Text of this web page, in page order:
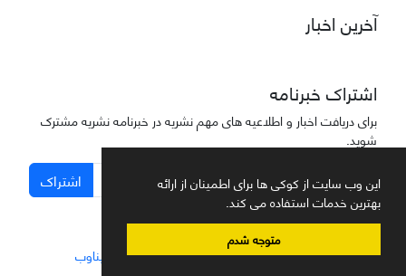
این وب سایت از کوکی ها برای اطمینان از ارائه
بهترین خدمات استفاده می کند.
متوجه شدم
آخرین اخبار
اشتراک خبرنامه
برای دریافت اخبار و اطلاعیه های مهم نشریه در خبرنامه نشریه مشترک
شوید.
اشتراک
سامانه مدیریت نشریات علمی.طراحی و پیاده سازی از سیناوب